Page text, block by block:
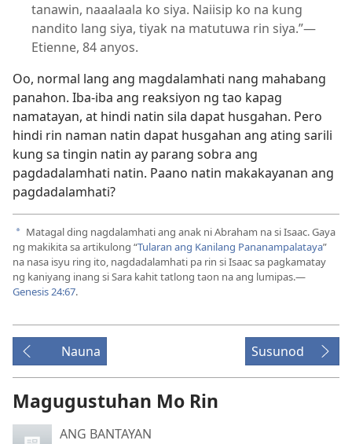
tanawin, naaalaala ko siya. Naiisip ko na kung
nandito lang siya, tiyak na matutuwa rin siya.”—
Etienne, 84 anyos.
Oo, normal lang ang magdalamhati nang mahabang
panahon. Iba-iba ang reaksiyon ng tao kapag
namatayan, at hindi natin sila dapat husgahan. Pero
hindi rin naman natin dapat husgahan ang ating sarili
kung sa tingin natin ay parang sobra ang
pagdadalamhati natin. Paano natin makakayanan ang
pagdadalamhati?
a Matagal ding nagdalamhati ang anak ni Abraham na si Isaac. Gaya
ng makikita sa artikulong “Tularan ang Kanilang Pananampalataya”
na nasa isyu ring ito, nagdadalamhati pa rin si Isaac sa pagkamatay
ng kaniyang inang si Sara kahit tatlong taon na ang lumipas.—
Genesis 24:67.
Nauna Susunod
Magugustuhan Mo Rin
ANG BANTAYAN